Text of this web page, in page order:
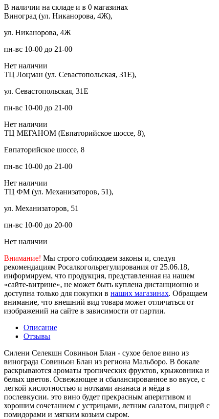
В наличии на складе и в 0 магазинах
Виноград (ул. Никанорова, 4Ж),
ул. Никанорова, 4Ж
пн-вс 10-00 до 21-00
Нет наличии
ТЦ Лоцман (ул. Севастопольская, 31Е),
ул. Севастопольская, 31Е
пн-вс 10-00 до 21-00
Нет наличии
ТЦ МЕГАНОМ (Евпаторийское шоссе, 8),
Евпаторийское шоссе, 8
пн-вс 10-00 до 21-00
Нет наличии
ТЦ ФМ (ул. Механизаторов, 51),
ул. Механизаторов, 51
пн-вс 10-00 до 20-00
Нет наличии
Внимание! Мы строго соблюдаем законы и, следуя
рекомендациям Росалкогольрегулирования от 25.06.18,
информируем, что продукция, представленная на нашем
«сайте-витрине», не может быть куплена дистанционно и
доступна только для покупки в наших магазинах. Обращаем
внимание, что внешний вид товара может отличаться от
изображений на сайте в зависимости от партии.
Описание
Отзывы
Силени Селекшн Совиньон Блан - сухое белое вино из
винограда Совиньон Блан из региона Мальборо. В бокале
раскрываются ароматы тропических фруктов, крыжовника и
белых цветов. Освежающее и сбалансированное во вкусе, с
легкой кислотностью и нотками ананаса и мёда в
послевкусии. это вино будет прекрасным аперитивом и
хорошим сочетанием с устрицами, летним салатом, пиццей с
помидорами и мягким козьим сыром.